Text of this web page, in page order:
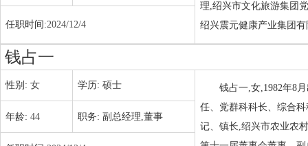
理,绍兴市文化旅游集团
绍兴震元健康产业集团
任职时间:2024/12/4
钱占一
性别: 女 学历: 硕士
钱占一,女,1982年8
任、党群科科长、综合
记、镇长,绍兴市农业农
年龄: 44 职务: 副总经理,董事